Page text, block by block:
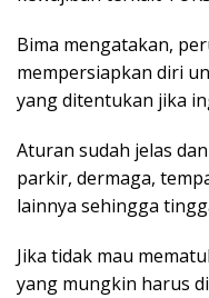
Bima mengatakan,
mempersiapkan diri
yang ditentukan jika
Aturan sudah jelas
parkir, dermaga,
lainnya sehingga
Jika tidak mau
yang mungkin harus